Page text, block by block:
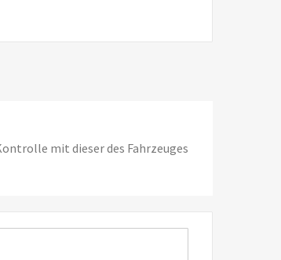
mit dieser des Fahrzeuges